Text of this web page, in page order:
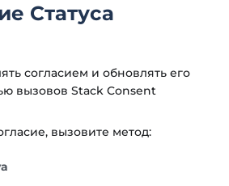
Статуса
согласием и обновлять его
вызовов Stack Consent
вызовите метод: